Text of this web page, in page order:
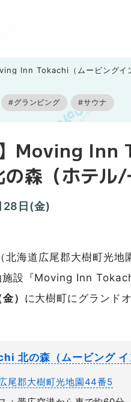
Inn Tokachi（ムービングイ
#グランピング #サウナ
Moving Inn
森（ホテル/
日(金)
海道広尾郡大樹町光
施設『Moving Inn
） に大樹町にグランド
北の森（ムービング イ
尾郡大樹町光地園44番5